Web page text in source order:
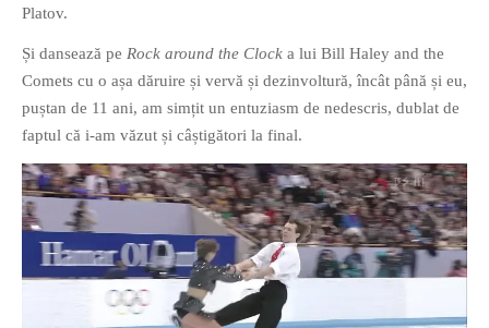
PAGINI
Ce fac?
Clasicul „Despre mine…”
Descarca povestirea Floare
Albastra!
Download 101 Movie
Acrostics!
PRIETENI APROPIATI
Platov.
Și dansează pe Rock around the Clock a lui Bill Haley and the
Comets cu o așa dăruire și vervă și dezinvoltură, încât până și eu,
puștan de 11 ani, am simțit un entuziasm de nedescris, dublat de
faptul că i-am văzut și câștigători la final.